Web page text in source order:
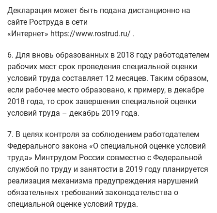
Декларация может быть подана дистанционно на
сайте Роструда в сети
«Интернет» https://www.rostrud.ru/ .
6. Для вновь образованных в 2018 году работодателем
рабочих мест срок проведения специальной оценки
условий труда составляет 12 месяцев. Таким образом,
если рабочее место образовано, к примеру, в декабре
2018 года, то срок завершения специальной оценки
условий труда – декабрь 2019 года.
7. В целях контроля за соблюдением работодателем
Федерального закона «О специальной оценке условий
труда» Минтрудом России совместно с Федеральной
службой по труду и занятости в 2019 году планируется
реализация механизма предупреждения нарушений
обязательных требований законодательства о
специальной оценке условий труда.